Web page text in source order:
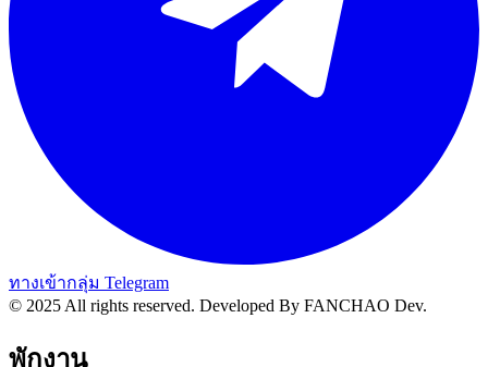
ทางเข้ากลุ่ม Telegram
© 2025 All rights reserved. Developed By FANCHAO Dev.
พักงาน